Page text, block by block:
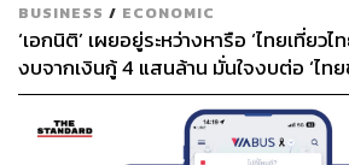
BUSINESS / ECONOMIC
‘เอกนิติ’ เผยอยู่ระหว่างหารือ ‘ไทยเที่ยว
งบจากเงินกู้ 4 แสนล้าน มั่นใจงบต่อ ‘ไท
เฟส 2 มีเพียงพอ